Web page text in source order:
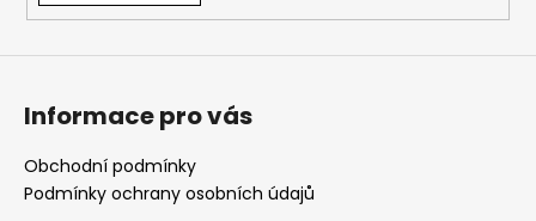
Informace pro vás
Obchodní podmínky
Podmínky ochrany osobních údajů